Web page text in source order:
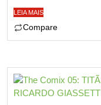
LEIA MAIS
Compare